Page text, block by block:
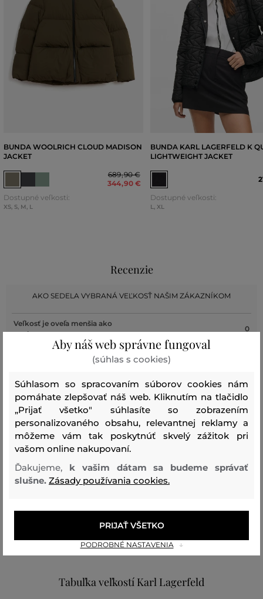
BUNDA WOOLRICH CLOUD MADISON
JACKET
689,90 €
344,90 €
Dostupné veľkosti:
XS, S, M, L
BUNDA KARL LAGERFELD K
LIGHTWEIGHT JACKET
Dostupné veľkosti:
L, XL
Recenzie
AKO SEDELA VYBRANÁ VEĽKOSŤ NAŠIM ZÁKAZNÍKOM
Veľkosť je oveľa menšia ako
nosím
0
Veľkosť je o niečo menšia ako
Veľkosť zodpovedá veľkosti,
ktorú nosím
Veľkosť je o niečo väčšia ako
nosím
0
Veľkosť je oveľa väčšia ako
Farba
Veľkosť:
Ako sedí: Veľkosť zodpovedá veľkosti,
ktorú nosím
Nga Thanh L.
Tabuľka veľkostí Karl Lagerfeld
Aby náš web správne fungoval
(súhlas s cookies)
Súhlasom so spracovaním súborov cookies nám
pomáhate zlepšovať náš web. Kliknutím na tlačidlo
„Prijať všetko" súhlasíte so zobrazením
personalizovaného obsahu, relevantnej reklamy a
môžeme vám tak poskytnúť skvelý zážitok pri
vašom online nakupovaní.
Ďakujeme, k vašim dátam sa budeme správať
slušne. Zásady používania cookies.
PODROBNÉ NASTAVENIA
PRIJAŤ VŠETKO